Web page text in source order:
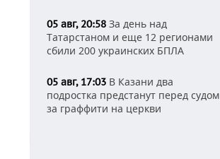
05 авг, 20:58 За день над
Татарстаном и еще 12 регионами
сбили 200 украинских БПЛА
05 авг, 17:03 В Казани два
подростка предстанут перед судом
за граффити на церкви